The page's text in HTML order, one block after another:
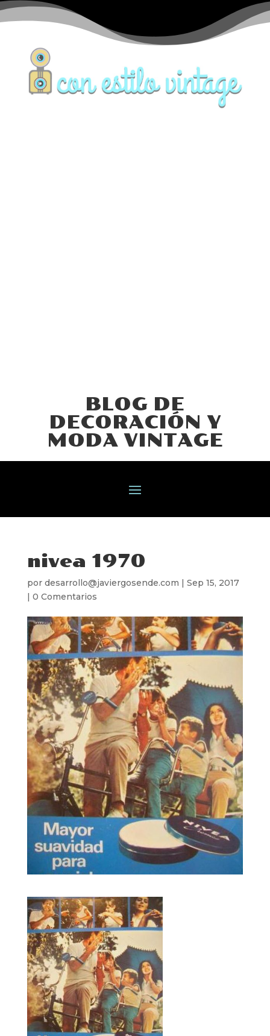
BLOG DE
DECORACIÓN Y
MODA VINTAGE
nivea 1970
por desarrollo@javiergosende.com | Sep 15, 2017
| 0 Comentarios